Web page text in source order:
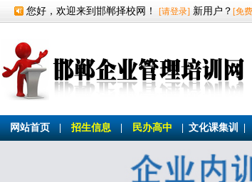
您好，欢迎来到邯郸择校网！ [请登录] 新用户？ [免
网站首页 招生信息 民办高中 文化课集训